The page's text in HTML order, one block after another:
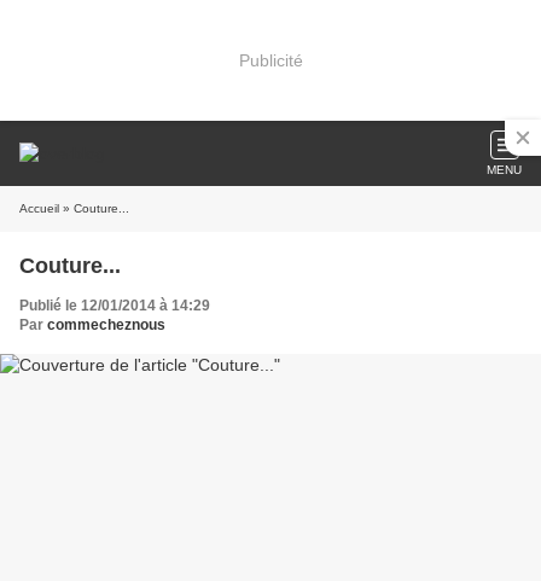
Publicité
MENU
Accueil » Couture...
Couture...
Publié le 12/01/2014 à 14:29
Par commecheznous